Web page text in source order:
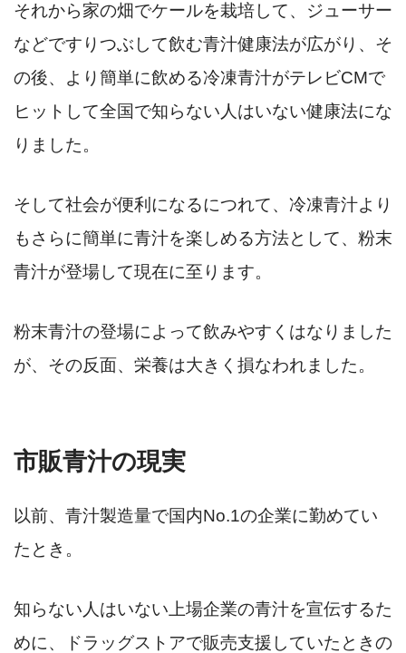
それから家の畑でケールを栽培して、ジューサー
などですりつぶして飲む青汁健康法が広がり、そ
の後、より簡単に飲める冷凍青汁がテレビCMで
ヒットして全国で知らない人はいない健康法にな
りました。
そして社会が便利になるにつれて、冷凍青汁より
もさらに簡単に青汁を楽しめる方法として、粉末
青汁が登場して現在に至ります。
粉末青汁の登場によって飲みやすくはなりました
が、その反面、栄養は大きく損なわれました。
市販青汁の現実
以前、青汁製造量で国内No.1の企業に勤めてい
たとき。
知らない人はいない上場企業の青汁を宣伝するた
めに、ドラッグストアで販売支援していたときの